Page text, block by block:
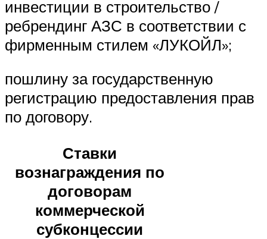
инвестиции в строительство /
ребрендинг АЗС в соответствии с
фирменным стилем «ЛУКОЙЛ»;
пошлину за государственную
регистрацию предоставления прав
по договору.
Ставки
вознаграждения по
договорам
коммерческой
субконцессии